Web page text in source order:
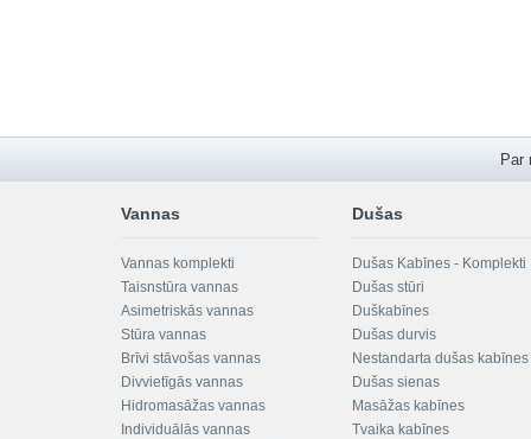
Par
Vannas
Vannas komplekti
Taisnstūra vannas
Asimetriskās vannas
Stūra vannas
Brīvi stāvošas vannas
Divvietīgās vannas
Hidromasāžas vannas
Individuālās vannas
Dušas
Dušas Kabīnes - Komplekti
Dušas stūri
Duškabīnes
Dušas durvis
Nestandarta dušas kabīnes
Dušas sienas
Masāžas kabīnes
Tvaika kabīnes